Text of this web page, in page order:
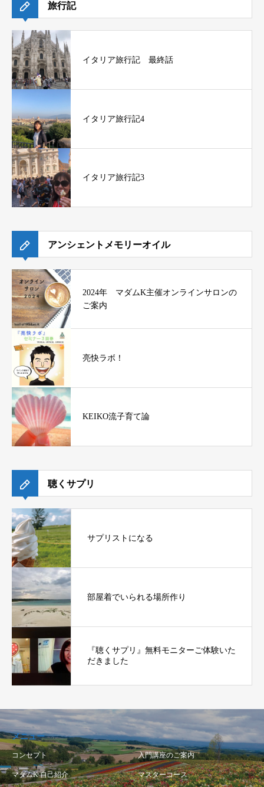
旅行記
イタリア旅行記 最終話
イタリア旅行記4
イタリア旅行記3
アンシェントメモリーオイル
2024年 マダムK主催オンラインサロンの
ご案内
亮快ラボ！
KEIKO流子育て論
聴くサプリ
サプリストになる
部屋着でいられる場所作り
『聴くサプリ』無料モニターご体験いた
だきました
メニュー
コンセプト 入門講座のご案内
マダムK 自己紹介 マスターコース